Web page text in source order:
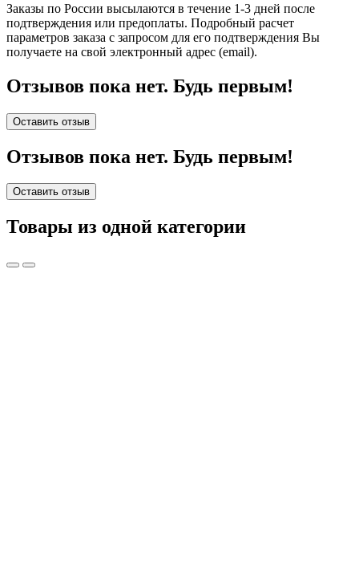
Заказы по России высылаются в течение 1-3 дней после
подтверждения или предоплаты. Подробный расчет
параметров заказа с запросом для его подтверждения Вы
получаете на свой электронный адрес (email).
Отзывов пока нет. Будь первым!
Оставить отзыв
Отзывов пока нет. Будь первым!
Оставить отзыв
Товары из одной категории